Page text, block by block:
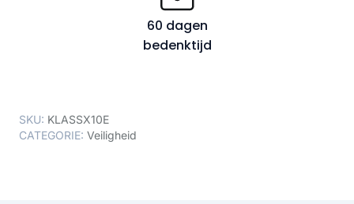
60 dagen
bedenktijd
SKU: KLASSX10E
CATEGORIE: Veiligheid